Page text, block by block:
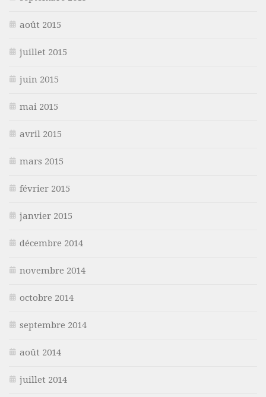
août 2015
juillet 2015
juin 2015
mai 2015
avril 2015
mars 2015
février 2015
janvier 2015
décembre 2014
novembre 2014
octobre 2014
septembre 2014
août 2014
juillet 2014